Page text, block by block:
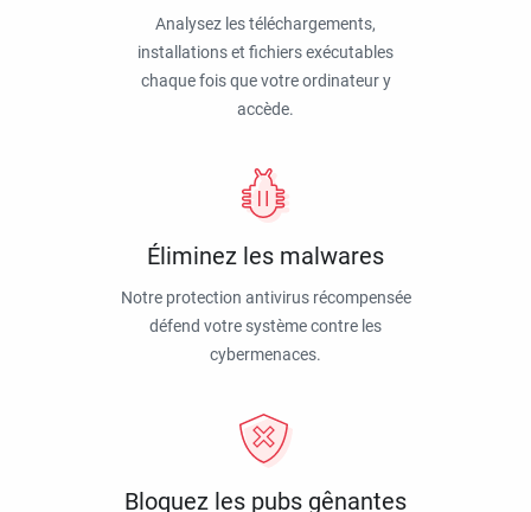
Analysez les téléchargements,
installations et fichiers exécutables
chaque fois que votre ordinateur y
accède.
Éliminez les malwares
Notre protection antivirus récompensée
défend votre système contre les
cybermenaces.
Bloquez les pubs gênantes